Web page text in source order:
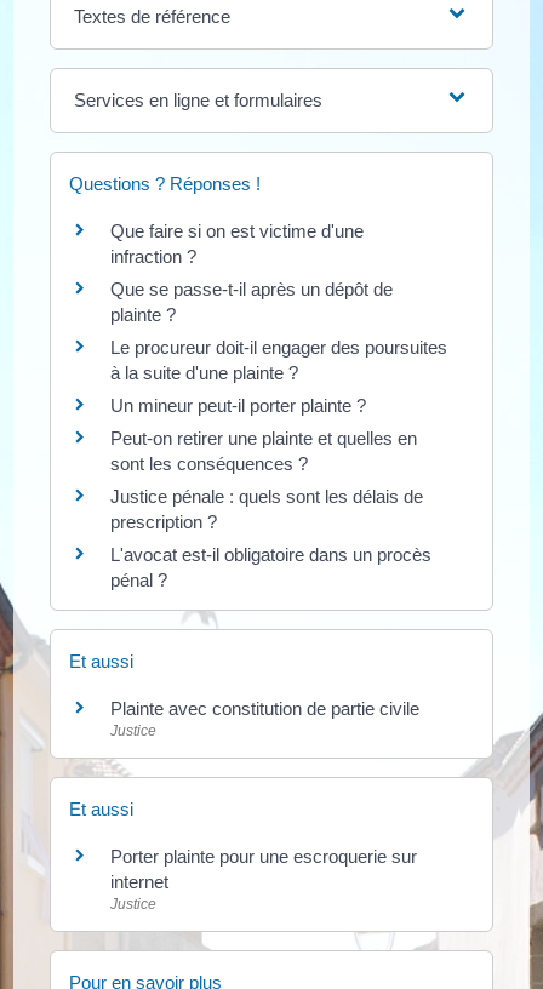
Textes de référence
Services en ligne et formulaires
Questions ? Réponses !
Que faire si on est victime d'une
infraction ?
Que se passe-t-il après un dépôt de
plainte ?
Le procureur doit-il engager des poursuites
à la suite d'une plainte ?
Un mineur peut-il porter plainte ?
Peut-on retirer une plainte et quelles en
sont les conséquences ?
Justice pénale : quels sont les délais de
prescription ?
L'avocat est-il obligatoire dans un procès
pénal ?
Et aussi
Plainte avec constitution de partie civile
Justice
Et aussi
Porter plainte pour une escroquerie sur
internet
Justice
Pour en savoir plus